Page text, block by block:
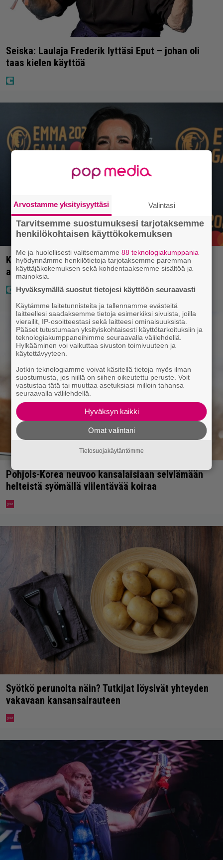
Seiska: Laulaja Frederik lyttäsi Eput – johan oli
taas kielen käyttöä
Kaija Koolta ikävä ilmoitus – Juha Tapio kiirehti
apuun
Pohjois-Korea neuvoo kansalaisiaan selviämään
helteistä syömällä viilentävää koiraa
Syötkö perunoita näin? Tutkijat löysivät yhteyden
vakavaan kansansairauteen
Arvostamme yksityisyyttäsi Valintasi
Tarvitsemme suostumuksesi tarjotaksemme
henkilökohtaisen käyttökokemuksen
Me ja huolellisesti valitsemamme88 teknologiakumppania
hyödynnämme henkilötietoja tarjotaksemme paremman
käyttäjäkokemuksen sekä kohdentaaksemme sisältöä ja
mainoksia.
Hyväksymällä suostut tietojesi käyttöön seuraavasti
Käytämme laitetunnisteita ja tallennamme evästeitä
laitteellesi saadaksemme tietoja esimerkiksi sivuista, joilla
vierailit, IP-osoitteestasi sekä laitteesi ominaisuuksista.
Pääset tutustumaan yksityiskohtaisesti käyttötarkoituksiin ja
teknologiakumppaneihimme seuraavalla välilehdellä.
Hylkääminen voi vaikuttaa sivuston toimivuuteen ja
käytettävyyteen.
Jotkin teknologiamme voivat käsitellä tietoja myös ilman
suostumusta, jos niillä on siihen oikeutettu peruste. Voit
vastustaa tätä tai muuttaa asetuksiasi milloin tahansa
seuraavalla välilehdellä.
Hyväksyn kaikki
Omat valintani
Tietosuojakäytäntömme